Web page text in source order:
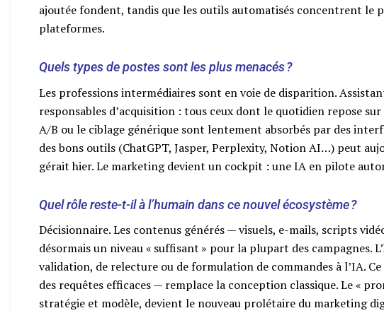
ajoutée fondent, tandis que les outils automatisés concentrent le
plateformes.
Quels types de postes sont les plus menacés ?
Les professions intermédiaires sont en voie de disparition.
responsables d’acquisition : tous ceux dont le quotidien repose
A/B ou le ciblage générique sont lentement absorbés par des
des bons outils (ChatGPT, Jasper, Perplexity, Notion AI…) peut
gérait hier. Le marketing devient un cockpit : une IA en pilote
Quel rôle reste-t-il à l’humain dans ce nouvel écosystème ?
Décisionnaire. Les contenus générés — visuels, e-mails, scripts
désormais un niveau « suffisant » pour la plupart des campagnes.
validation, de relecture ou de formulation de commandes à l’IA.
des requêtes efficaces — remplace la conception classique. Le «
stratégie et modèle, devient le nouveau prolétaire du marketing